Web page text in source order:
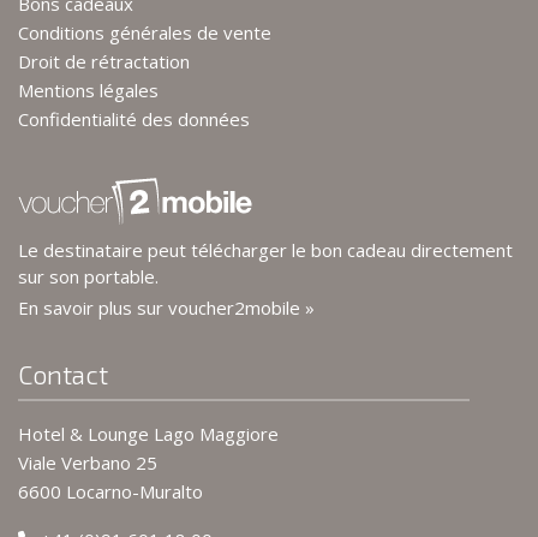
Conditions générales de vente
Droit de rétractation
Mentions légales
Confidentialité des données
Le destinataire peut télécharger le bon cadeau directement
sur son portable.
En savoir plus sur voucher2mobile »
Contact
Hotel & Lounge Lago Maggiore
Viale Verbano 25
6600 Locarno-Muralto